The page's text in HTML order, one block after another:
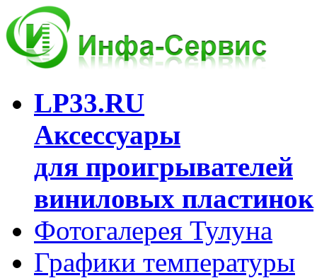
LP33.RU
Аксессуары
для проигрывателей
виниловых пластинок
Фотогалерея Тулуна
Графики температуры